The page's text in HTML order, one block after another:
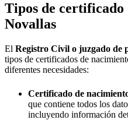
Tipos de certificado
Novallas
El Registro Civil o juzgado de
tipos de certificados de
diferentes necesidades:
Certificado de
que contiene todos los
incluyendo información